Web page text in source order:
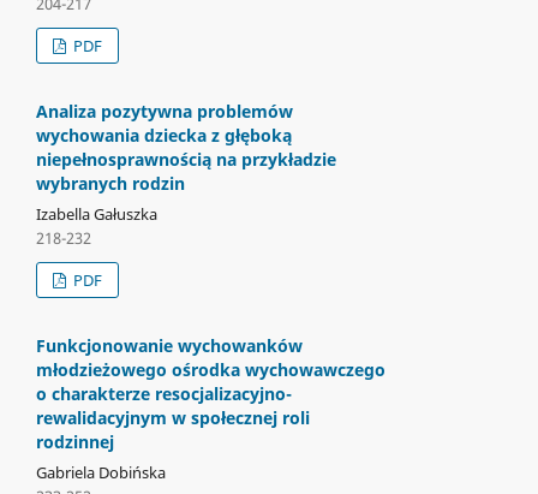
PDF
Analiza pozytywna problemów
wychowania dziecka z głęboką
niepełnosprawnością na przykładzie
wybranych rodzin
Izabella Gałuszka
218-232
PDF
Funkcjonowanie wychowanków
młodzieżowego ośrodka wychowawczego
o charakterze resocjalizacyjno-
rewalidacyjnym w społecznej roli
rodzinnej
Gabriela Dobińska